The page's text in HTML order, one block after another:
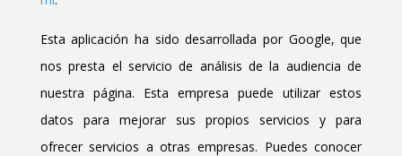
Esta aplicación ha sido desarrollada por Google, que
nos presta el servicio de análisis de la audiencia de
nuestra página. Esta empresa puede utilizar estos
datos para mejorar sus propios servicios y para
ofrecer servicios a otras empresas. Puedes conocer